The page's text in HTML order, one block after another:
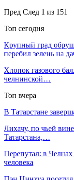
Пред След 1 из 151
Топ сегодня
Крупный град
перебил зелень на
Хлопок газового
челнинской…
Топ вчера
В Татарстане
Лихачу, по чьей
Татарстана,…
Перепутал: в Челнах
человека